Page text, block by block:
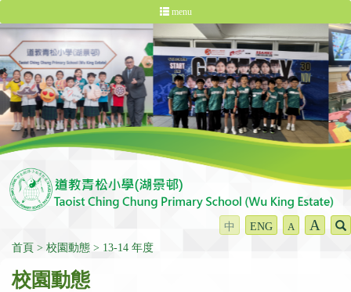
menu
中 ENG A A
首頁 校園動態 13-14 年度
校園動態